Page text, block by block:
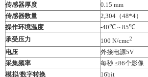
传感器厚度
0.15 mm
传感器数量
2,304（48*4）
操作环境温度
-40℃ ~ 85℃
承受压力
100 N/cmc2
电压
外接电源5V
采集频率
每秒 ≤86个影像
模拟/数字转换
16bit